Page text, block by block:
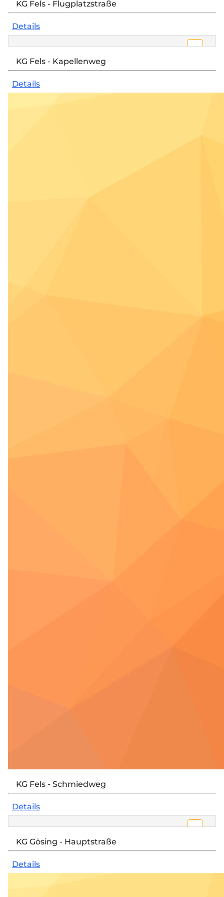
Privatsphäre-Einstellungen nicht geladen.
Einstellungen ändern
KG Fels - Flugplatzstraße
Details
Google Maps wurde aufgrund Ihrer
Privatsphäre-Einstellungen nicht geladen.
Einstellungen ändern
KG Fels - Kapellenweg
Details
KG Fels - Schmiedweg
Details
Google Maps wurde aufgrund Ihrer
Privatsphäre-Einstellungen nicht geladen.
Einstellungen ändern
KG Gösing - Hauptstraße
Details